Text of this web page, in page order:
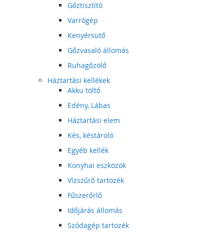
Gőztisztító
Varrógép
Kenyérsütő
Gőzvasaló állomás
Ruhagőzölő
Háztartási kellékek
Akku töltő
Edény, Lábas
Háztartási elem
Kés, késtároló
Egyéb kellék
Konyhai eszközök
Vízszűrő tartozék
Fűszerőrlő
Időjárás állomás
Szódagép tartozék